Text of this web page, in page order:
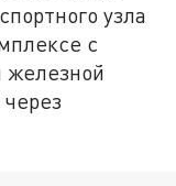
узла
с
железной